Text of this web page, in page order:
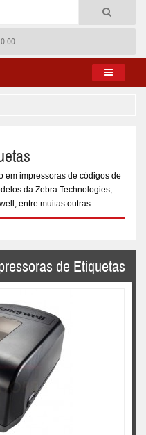
em impressoras de códigos de
da Zebra Technologies,
entre muitas outras.
de Etiquetas